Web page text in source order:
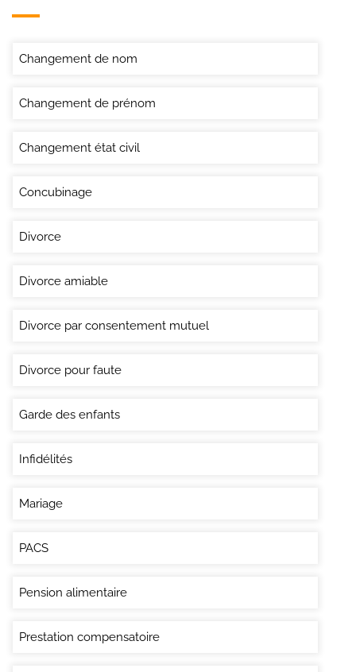
Changement de nom
Changement de prénom
Changement état civil
Concubinage
Divorce
Divorce amiable
Divorce par consentement mutuel
Divorce pour faute
Garde des enfants
Infidélités
Mariage
PACS
Pension alimentaire
Prestation compensatoire